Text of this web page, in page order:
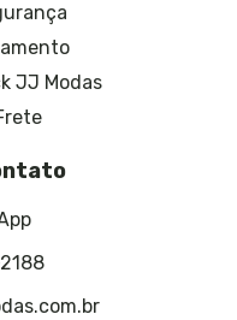
JJ Modas